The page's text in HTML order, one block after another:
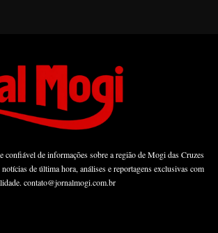
confiável de informações sobre a região de Mogi das Cruzes
de última hora, análises e reportagens exclusivas com
contato@jornalmogi.com.br